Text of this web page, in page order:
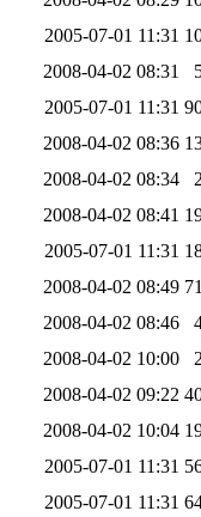
2005-07-01 11:31
2008-04-02 08:31
2005-07-01 11:31
2008-04-02 08:36
2008-04-02 08:34
2008-04-02 08:41
2005-07-01 11:31
2008-04-02 08:49
2008-04-02 08:46
2008-04-02 10:00
2008-04-02 09:22
2008-04-02 10:04
2005-07-01 11:31
2005-07-01 11:31